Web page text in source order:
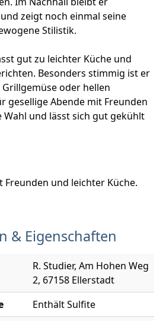
zeigt noch einmal seine
Stilistik.
gut zu leichter Küche und
Besonders stimmig ist er
Grillgemüse oder hellen
gesellige Abende mit Freunden
Wahl und lässt sich gut gekühlt
Freunden und leichter Küche.
& Eigenschaften
R. Studier, Am Hohen Weg
2, 67158 Ellerstadt
Enthält Sulfite